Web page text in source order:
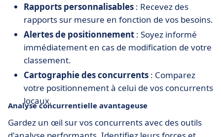
Rapports personnalisables : Recevez des
rapports sur mesure en fonction de vos besoins.
Alertes de positionnement : Soyez informé
immédiatement en cas de modification de votre
classement.
Cartographie des concurrents : Comparez
votre positionnement à celui de vos concurrents
locaux.
Analyse concurrentielle avantageuse
Gardez un œil sur vos concurrents avec des outils